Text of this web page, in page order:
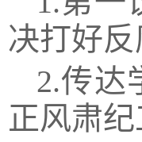
决打好
2.传达
正风肃